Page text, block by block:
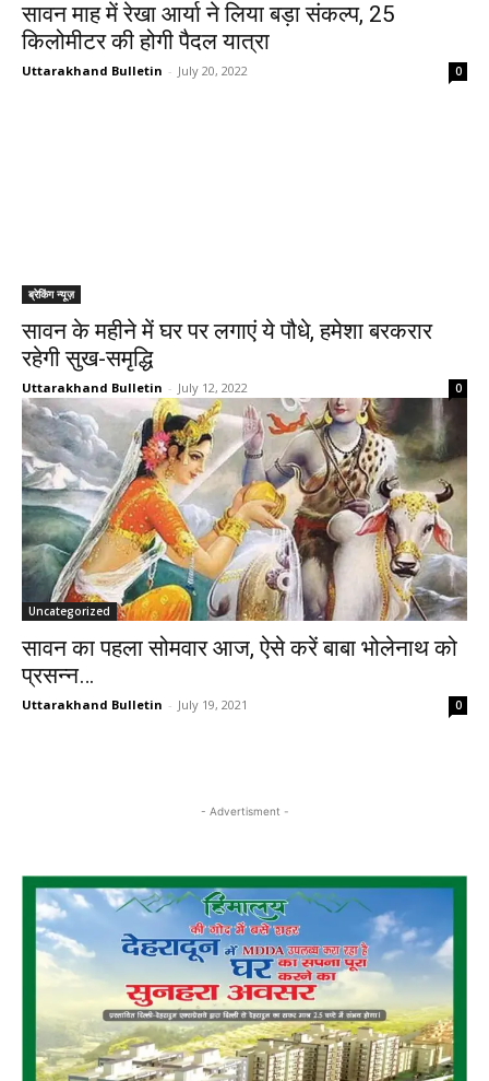
सावन माह में रेखा आर्या ने लिया बड़ा संकल्प, 25
किलोमीटर की होगी पैदल यात्रा
Uttarakhand Bulletin - July 20, 2022 0
ब्रेकिंग न्यूज़
सावन के महीने में घर पर लगाएं ये पौधे, हमेशा बरकरार
रहेगी सुख-समृद्धि
Uttarakhand Bulletin - July 12, 2022 0
Uncategorized
सावन का पहला सोमवार आज, ऐसे करें बाबा भोलेनाथ को
प्रसन्न…
Uttarakhand Bulletin - July 19, 2021 0
- Advertisment -